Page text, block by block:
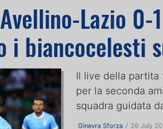
Lazio 0-
i biancocelesti
Il live della partita
per la seconda
squadra guidata
Ginevra Sforza / 26 July